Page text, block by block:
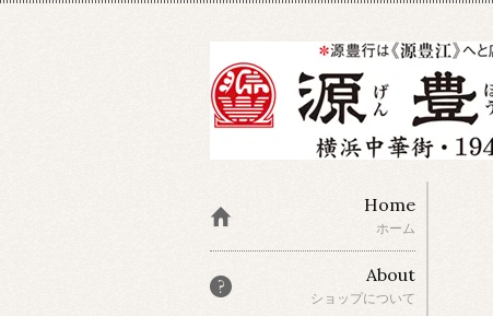
Home
ホーム
About
ショップについて